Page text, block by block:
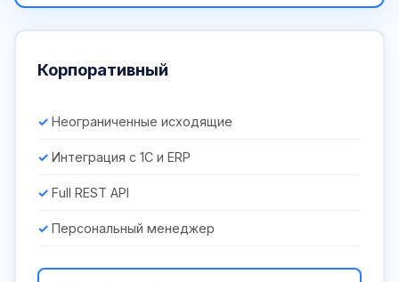
Корпоративный
Неограниченные исходящие
Интеграция с 1С и ERP
Full REST API
Персональный менеджер